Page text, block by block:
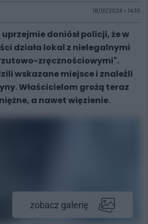
18/01/2024 - 14:30
doniósł policji, że w
działa lokal z nielegalnymi
zręcznościowymi".
wskazane miejsce i znaleźli
Właścicielom grożą teraz
a nawet więzienie.
zobacz galerię